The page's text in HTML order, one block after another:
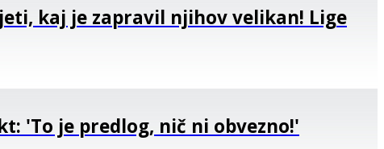
kaj je zapravil njihov velikan! Lige
'To je predlog, nič ni obvezno!'